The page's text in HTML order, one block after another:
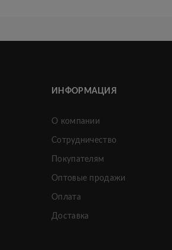
ИНФОРМАЦИЯ
О компании
Сотрудничество
Покупателям
Оптовые продажи
Оплата
Доставка